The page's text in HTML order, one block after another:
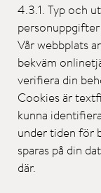
4.3.1. Typ och
personuppgifter
Vår webbplats
bekväm
verifiera din
Cookies är
kunna
under tiden för
sparas på din
där.